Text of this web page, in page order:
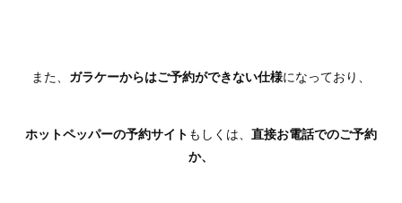
また、 ガラケーからはご予約ができない仕様になっており、
ホットペッパーの予約サイト もしくは、 直接お電話でのご予約
か、